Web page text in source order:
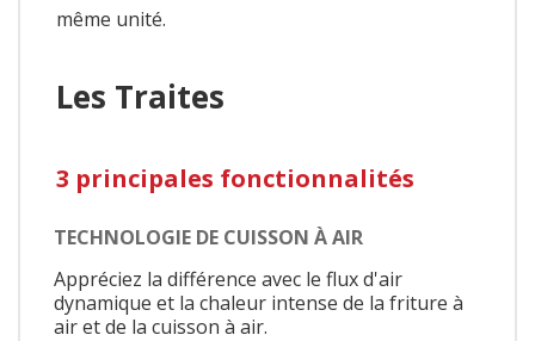
même unité.
Les Traites
3 principales fonctionnalités
TECHNOLOGIE DE CUISSON À AIR
Appréciez la différence avec le flux d'air
dynamique et la chaleur intense de la friture à
air et de la cuisson à air.